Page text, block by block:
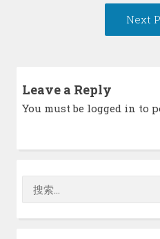
Next
Leave a Reply
You must be logged in to